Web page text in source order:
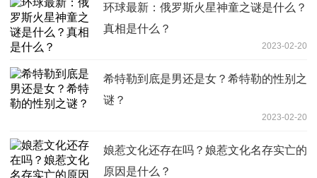
环球最新：俄罗斯火星神童之谜是什么？
真相是什么？
2023-02-20
希特勒到底是男还是女？希特勒的性别之
谜？
2023-02-20
娘惹文化还存在吗？娘惹文化名存实亡的
原因是什么？